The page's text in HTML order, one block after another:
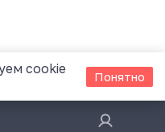
cookie
Понятно